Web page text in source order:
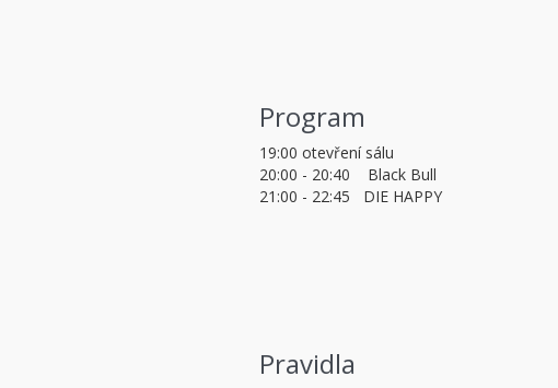
Program
19:00 otevření sálu
20:00 - 20:40 Black Bull
21:00 - 22:45 DIE HAPPY
Pravidla